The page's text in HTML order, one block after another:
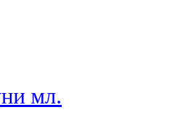
мл.